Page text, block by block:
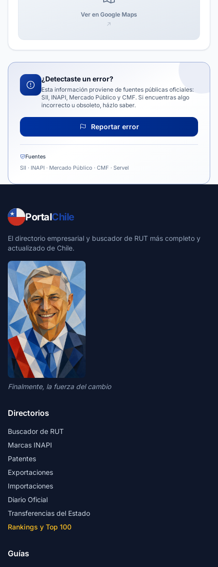
Ver en Google Maps
¿Detectaste un error?
Esta información proviene de fuentes públicas oficiales:
SII, INAPI, Mercado Público y CMF. Si encuentras algo
incorrecto u obsoleto, házlo saber.
Reportar error
Fuentes
SII · INAPI · Mercado Público · CMF · Servel
PortalChile
El directorio empresarial y buscador de RUT más completo y
actualizado de Chile.
Finalmente, la fuerza del cambio
Directorios
Buscador de RUT
Marcas INAPI
Patentes
Exportaciones
Importaciones
Diario Oficial
Transferencias del Estado
Rankings y Top 100
Guías